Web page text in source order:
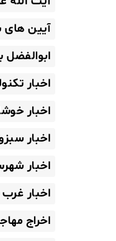
آیین
ابوالفضل
اخبار
اخبار
اخبار
اخبار
اخبار
اخراج